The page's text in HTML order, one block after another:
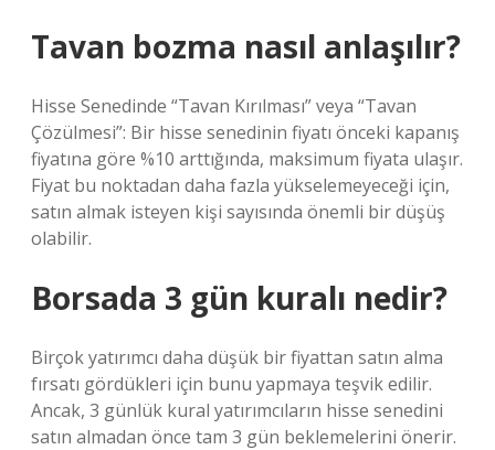
Tavan bozma nasıl anlaşılır?
Hisse Senedinde “Tavan Kırılması” veya “Tavan
Çözülmesi”: Bir hisse senedinin fiyatı önceki kapanış
fiyatına göre %10 arttığında, maksimum fiyata ulaşır.
Fiyat bu noktadan daha fazla yükselemeyeceği için,
satın almak isteyen kişi sayısında önemli bir düşüş
olabilir.
Borsada 3 gün kuralı nedir?
Birçok yatırımcı daha düşük bir fiyattan satın alma
fırsatı gördükleri için bunu yapmaya teşvik edilir.
Ancak, 3 günlük kural yatırımcıların hisse senedini
satın almadan önce tam 3 gün beklemelerini önerir.